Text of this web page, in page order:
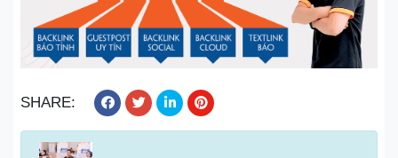
SHARE: